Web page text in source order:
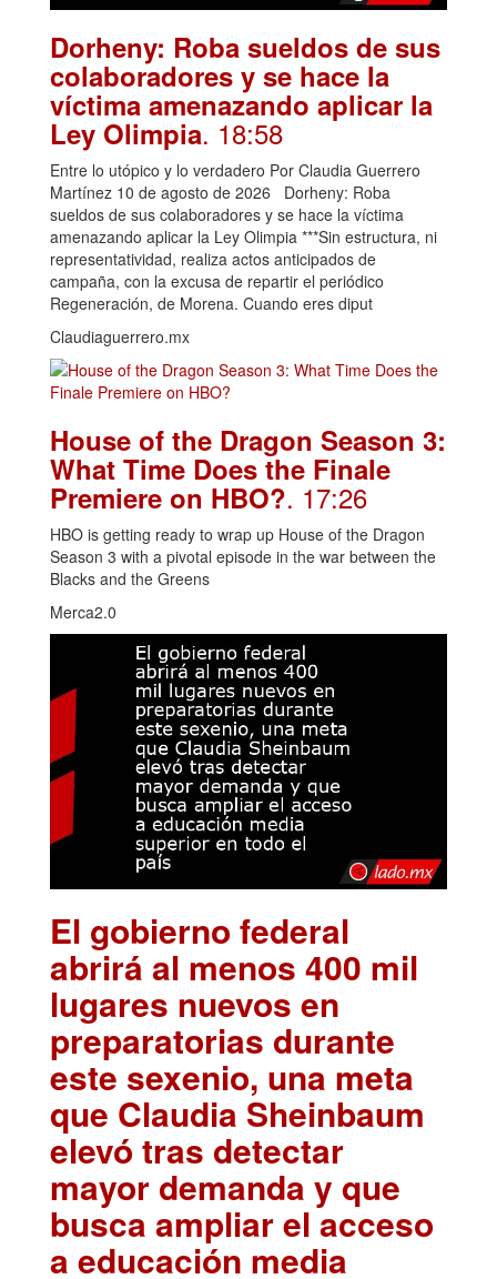
Dorheny: Roba sueldos de sus
colaboradores y se hace la
víctima amenazando aplicar la
Ley Olimpia. 18:58
Entre lo utópico y lo verdadero Por Claudia Guerrero
Martínez 10 de agosto de 2026 Dorheny: Roba
sueldos de sus colaboradores y se hace la víctima
amenazando aplicar la Ley Olimpia ***Sin estructura, ni
representatividad, realiza actos anticipados de
campaña, con la excusa de repartir el periódico
Regeneración, de Morena. Cuando eres diput
Claudiaguerrero.mx
House of the Dragon Season 3:
What Time Does the Finale
Premiere on HBO?. 17:26
HBO is getting ready to wrap up House of the Dragon
Season 3 with a pivotal episode in the war between the
Blacks and the Greens
Merca2.0
El gobierno federal
abrirá al menos 400 mil
lugares nuevos en
preparatorias durante
este sexenio, una meta
que Claudia Sheinbaum
elevó tras detectar
mayor demanda y que
busca ampliar el acceso
a educación media